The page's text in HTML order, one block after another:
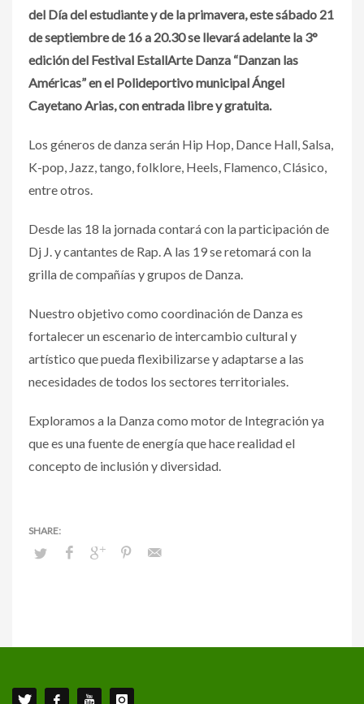
del Día del estudiante y de la primavera, este sábado 21
de septiembre de 16 a 20.30 se llevará adelante la 3°
edición del Festival EstallArte Danza “Danzan las
Américas” en el Polideportivo municipal Ángel
Cayetano Arias, con entrada libre y gratuita.
Los géneros de danza serán Hip Hop, Dance Hall, Salsa,
K-pop, Jazz, tango, folklore, Heels, Flamenco, Clásico,
entre otros.
Desde las 18 la jornada contará con la participación de
Dj J. y cantantes de Rap. A las 19 se retomará con la
grilla de compañías y grupos de Danza.
Nuestro objetivo como coordinación de Danza es
fortalecer un escenario de intercambio cultural y
artístico que pueda flexibilizarse y adaptarse a las
necesidades de todos los sectores territoriales.
Exploramos a la Danza como motor de Integración ya
que es una fuente de energía que hace realidad el
concepto de inclusión y diversidad.